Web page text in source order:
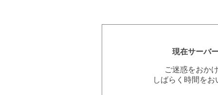
現在サーバ
ご迷惑をおか
しばらく時間を